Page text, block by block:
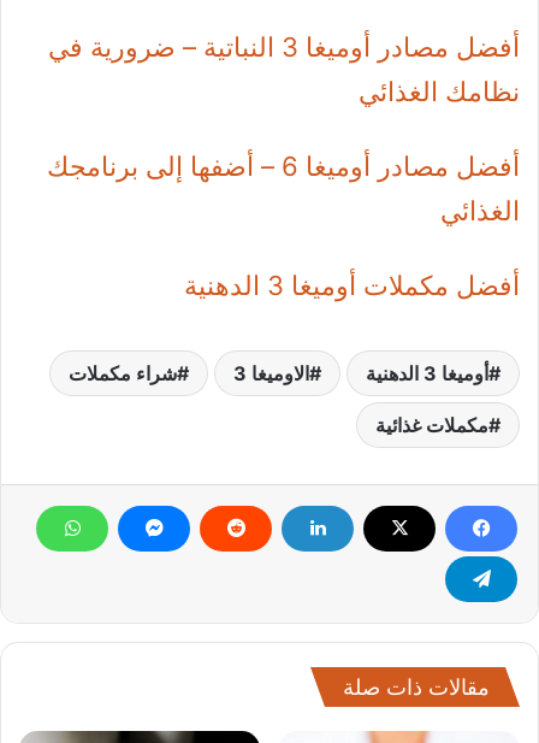
أفضل مصادر أوميغا 3 النباتية – ضرورية في
نظامك الغذائي
أفضل مصادر أوميغا 6 – أضفها إلى برنامجك
الغذائي
أفضل مكملات أوميغا 3 الدهنية
أوميغا 3 الدهنية الاوميغا 3 شراء مكملات
مكملات غذائية
مقالات ذات صلة